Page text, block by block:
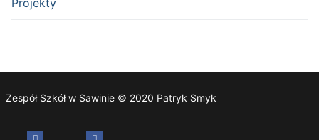
Zespół Szkół w Sawinie © 2020 Patryk Smyk